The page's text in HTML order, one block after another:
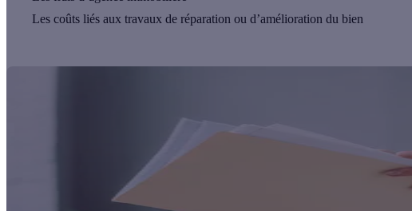
Les coûts liés aux travaux de réparation ou d’amélioration du bien